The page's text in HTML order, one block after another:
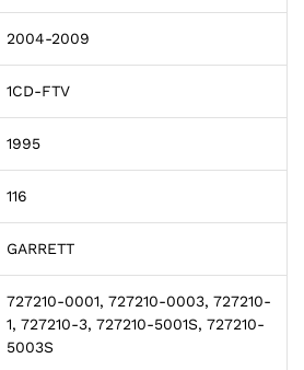
2004-2009
1CD-FTV
1995
116
GARRETT
727210-0001, 727210-0003, 727210-
1, 727210-3, 727210-5001S, 727210-
5003S